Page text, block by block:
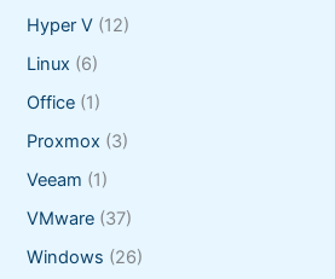
Hyper V (12)
Linux (6)
Office (1)
Proxmox (3)
Veeam (1)
VMware (37)
Windows (26)